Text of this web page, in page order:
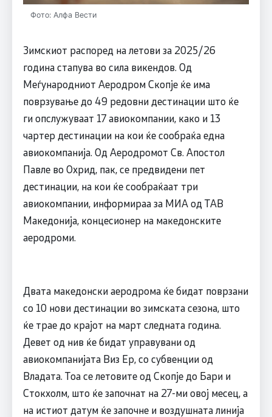
Фото: Алфа Вести
Зимскиот распоред на летови за 2025/26
година стапува во сила викендов. Од
Меѓународниот Аеродром Скопјe ќе има
поврзување до 49 редовни дестинации што ќе
ги опслужуваат 17 авиокомпании, како и 13
чартер дестинации на кои ќе сообраќа една
авиокомпанија. Од Аеродромот Св. Апостол
Павле во Охрид, пак, се предвидени пет
дестинации, на кои ќе сообраќаат три
авиокомпании, информираа за МИА од ТАВ
Македонија, концесионер на македонските
аеродроми.
Двата македонски аеродрома ќе бидат поврзани
со 10 нови дестинации во зимската сезона, што
ќе трае до крајот на март следната година.
Девет од нив ќе бидат управувани од
авиокомпанијата Виз Ер, со субвенции од
Владата. Тоа се летовите од Скопје до Бари и
Стокхолм, што ќе започнат на 27-ми овој месец, а
на истиот датум ќе започне и воздушната линија